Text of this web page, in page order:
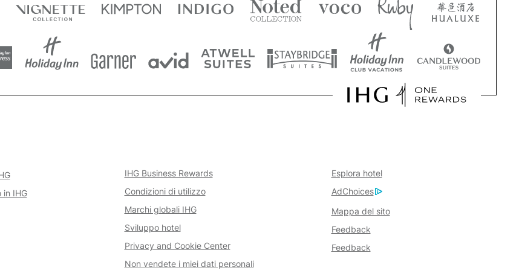
IHG
IHG Business Rewards
Condizioni di utilizzo
Marchi globali IHG
Sviluppo hotel
Privacy and Cookie Center
Non vendete i miei dati personali
Esplora hotel
AdChoices
Mappa del sito
Feedback
Feedback